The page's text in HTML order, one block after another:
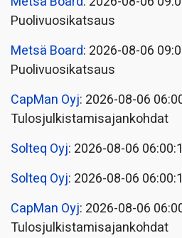
Puolivuosikatsaus
Metsä Board: 2026-08-06
Puolivuosikatsaus
CapMan Oyj: 2026-08-06
Tulosjulkistamisajankohdat
Solteq Oyj: 2026-08-06
Solteq Oyj: 2026-08-06
CapMan Oyj: 2026-08-06
Tulosjulkistamisajankohdat